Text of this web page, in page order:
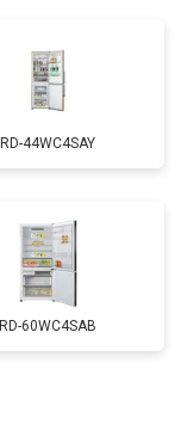
RD-44WC4SAY
RD-60WC4SAB